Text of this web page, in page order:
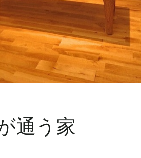
通う家